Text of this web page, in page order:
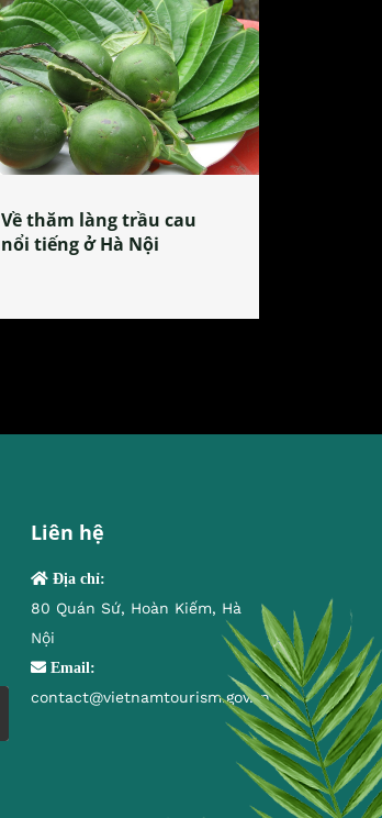
Về thăm làng trầu cau
nổi tiếng ở Hà Nội
Liên hệ
Địa chỉ:
80 Quán Sứ, Hoàn Kiếm, Hà
Nội
Email:
contact@vietnamtourism.gov.vn